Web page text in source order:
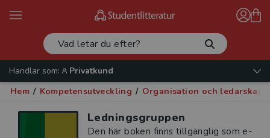
Handlar som:
Privatkund
Hem / Kompetensutveckling / Organisation och ledarskap
Ledningsgruppen
Den här boken finns tillgänglig som e-